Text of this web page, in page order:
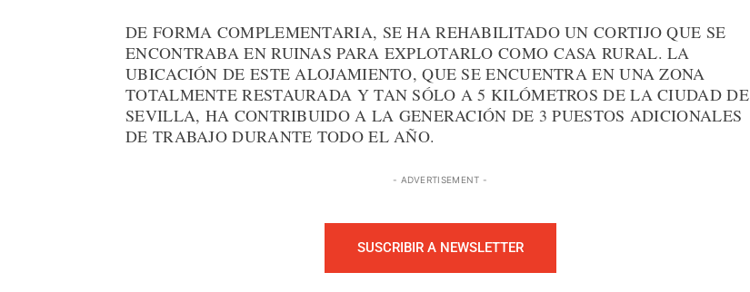
DE FORMA COMPLEMENTARIA, SE HA REHABILITADO UN CORTIJO QUE SE
ENCONTRABA EN RUINAS PARA EXPLOTARLO COMO CASA RURAL. LA
UBICACIÓN DE ESTE ALOJAMIENTO, QUE SE ENCUENTRA EN UNA ZONA
TOTALMENTE RESTAURADA Y TAN SÓLO A 5 KILÓMETROS DE LA CIUDAD DE
SEVILLA, HA CONTRIBUIDO A LA GENERACIÓN DE 3 PUESTOS ADICIONALES
DE TRABAJO DURANTE TODO EL AÑO.
- ADVERTISEMENT -
SUSCRIBIR A NEWSLETTER